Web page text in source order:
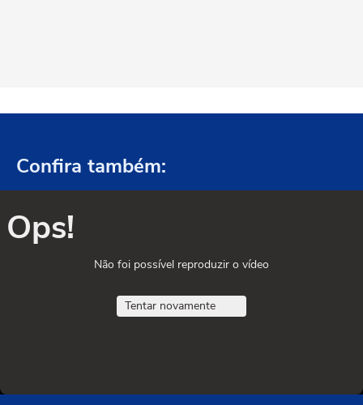
Confira também:
Ops!
Não foi possível reproduzir o vídeo
Tentar novamente